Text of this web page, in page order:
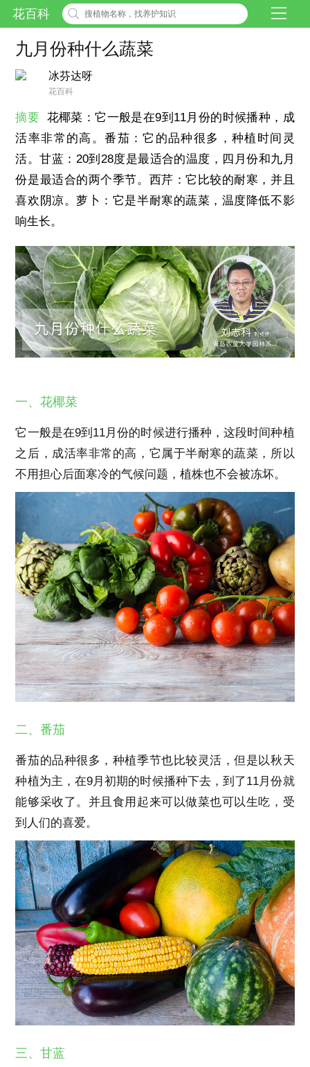
花百科
九月份种什么蔬菜
冰芬达呀
花百科
摘要 花椰菜：它一般是在9到11月份的时候播种，成
活率非常的高。番茄：它的品种很多，种植时间灵
活。甘蓝：20到28度是最适合的温度，四月份和九月
份是最适合的两个季节。西芹：它比较的耐寒，并且
喜欢阴凉。萝卜：它是半耐寒的蔬菜，温度降低不影
响生长。
一、花椰菜
它一般是在9到11月份的时候进行播种，这段时间种植
之后，成活率非常的高，它属于半耐寒的蔬菜，所以
不用担心后面寒冷的气候问题，植株也不会被冻坏。
二、番茄
番茄的品种很多，种植季节也比较灵活，但是以秋天
种植为主，在9月初期的时候播种下去，到了11月份就
能够采收了。并且食用起来可以做菜也可以生吃，受
到人们的喜爱。
三、甘蓝